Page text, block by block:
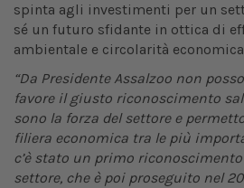
spinta agli investimenti per un
sé un futuro sfidante in ottica di
ambientale e circolarità
“Da Presidente Assalzoo non
favore il giusto riconoscimento
sono la forza del settore e
filiera economica tra le più
c’è stato un primo
settore, che è poi proseguito nel